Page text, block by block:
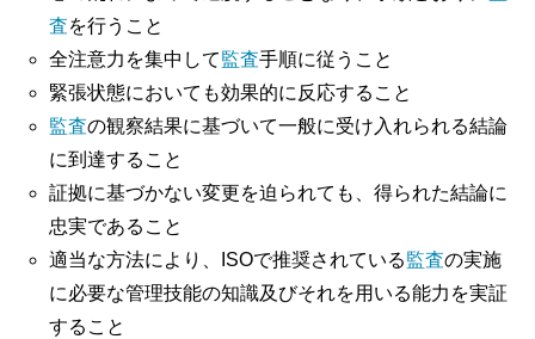
査を行うこと
全注意力を集中して監査手順に従うこと
緊張状態においても効果的に反応すること
監査の観察結果に基づいて一般に受け入れられる結論
に到達すること
証拠に基づかない変更を迫られても、得られた結論に
忠実であること
適当な方法により、ISOで推奨されている監査の実施
に必要な管理技能の知識及びそれを用いる能力を実証
すること